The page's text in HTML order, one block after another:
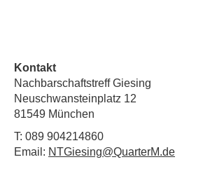
Kontakt
Nachbarschaftstreff Giesing
Neuschwansteinplatz 12
81549 München
T: 089 904214860
Email: NTGiesing@QuarterM.de